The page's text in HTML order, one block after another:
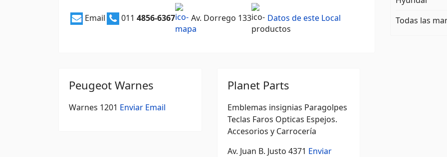
Email 011 4856-6367 Av. Dorrego 133 Datos de este Local
Peugeot Warnes
Warnes 1201 Enviar Email
Planet Parts
Emblemas insignias Paragolpes
Teclas Faros Opticas Espejos.
Accesorios y Carrocería
Av. Juan B. Justo 4371 Enviar
Todas las